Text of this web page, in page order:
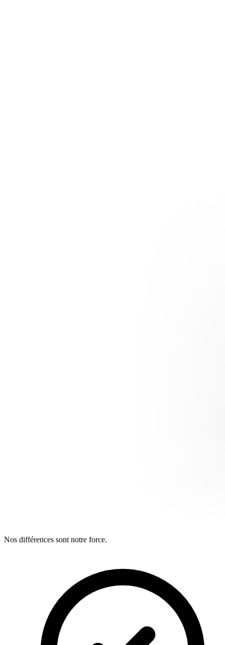
Nos différences sont notre force.